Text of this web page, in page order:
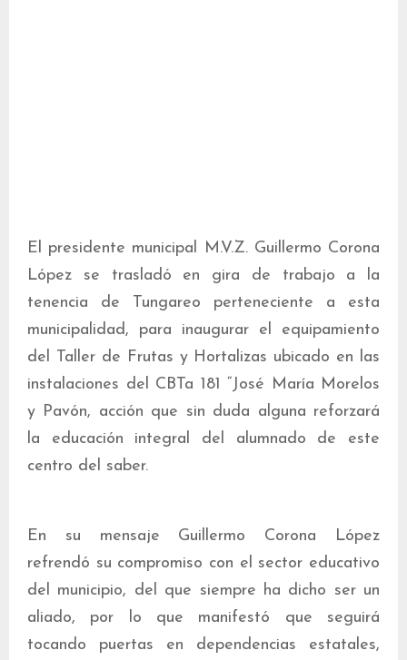
El presidente municipal M.V.Z. Guillermo Corona
López se trasladó en gira de trabajo a la
tenencia de Tungareo perteneciente a esta
municipalidad, para inaugurar el equipamiento
del Taller de Frutas y Hortalizas ubicado en las
instalaciones del CBTa 181 “José María Morelos
y Pavón, acción que sin duda alguna reforzará
la educación integral del alumnado de este
centro del saber.
En su mensaje Guillermo Corona López
refrendó su compromiso con el sector educativo
del municipio, del que siempre ha dicho ser un
aliado, por lo que manifestó que seguirá
tocando puertas en dependencias estatales,